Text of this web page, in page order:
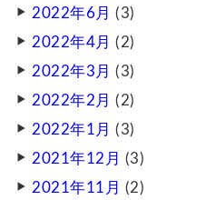
2022年6月 (3)
2022年4月 (2)
2022年3月 (3)
2022年2月 (2)
2022年1月 (3)
2021年12月 (3)
2021年11月 (2)